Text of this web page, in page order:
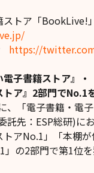
トア「BookLive!」
https://
子書籍ストア』 ・
ア』 2部門でNo.1
、「電子書籍・電
託先：ESP総研)に
トアNo.1」「本棚
の2部門で第1位を